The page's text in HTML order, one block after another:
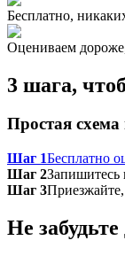
Бесплатно,
Оцениваем
3 шага,
Простая
Шаг 1Бесплатно
Шаг 2
Шаг 3
Не